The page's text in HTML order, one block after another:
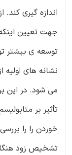
اندازه گیری
جهت تعیین اینکه
توسعه ی بیشتر
نشانه های اولیه
می شود. در این
خوردن را را
تشخیص زود